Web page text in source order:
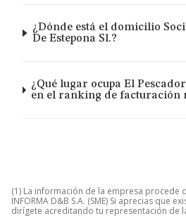
¿Dónde está el domicilio
De Estepona Sl.?
¿Qué lugar ocupa El
en el ranking de facturación
(1) La información de la empresa procede
INFORMA D&B S.A. (SME) Si aprecias que
dirígete acreditando tu representación de